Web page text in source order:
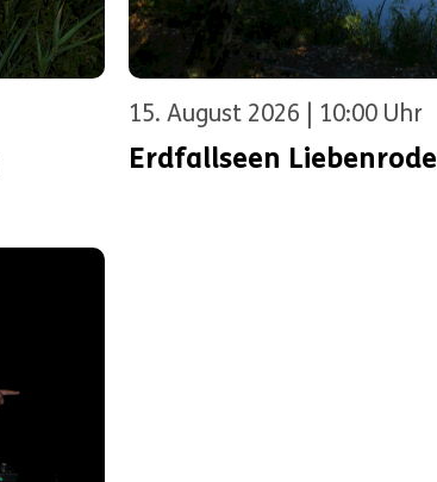
15. August 2026 | 10:00 Uhr
Erdfallseen Liebenrode